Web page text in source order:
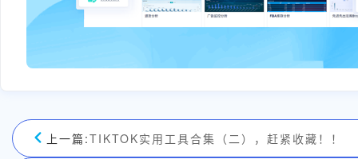
上一篇:TIKTOK实用工具合集（二），赶紧收藏！！